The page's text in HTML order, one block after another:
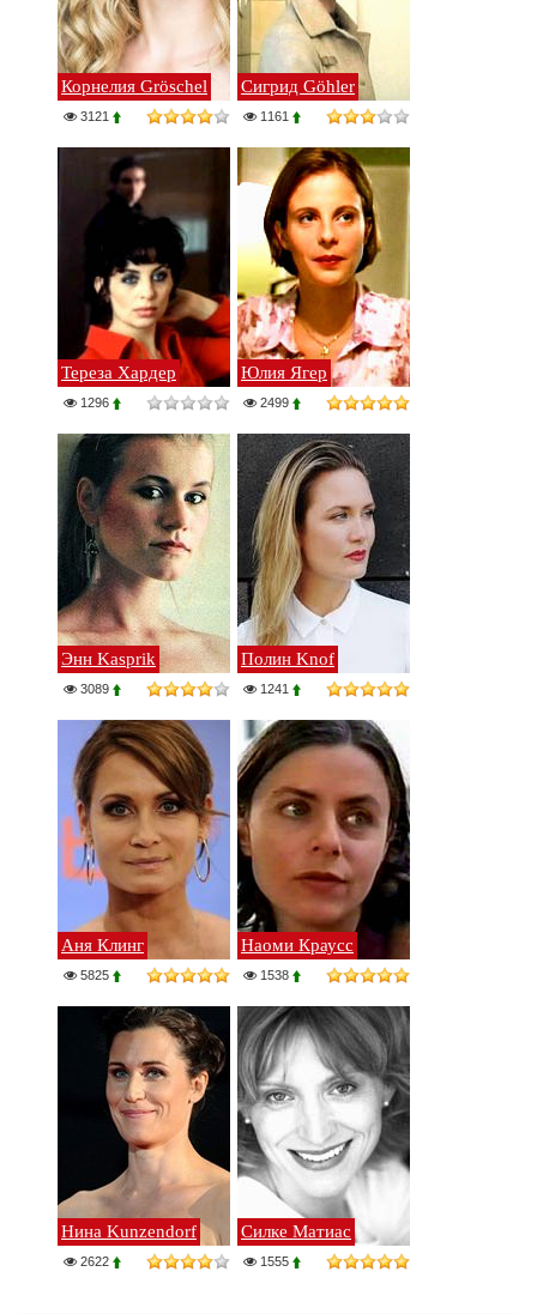
Корнелия Gröschel
3121
Сигрид Göhler
1161
Тереза Хардер
1296
Юлия Ягер
2499
Энн Kasprik
3089
Полин Knof
1241
Аня Клинг
5825
Наоми Краусс
1538
Нина Kunzendorf
2622
Силке Матиас
1555